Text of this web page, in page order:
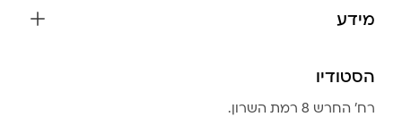
צמידים
בגדים
אביזרים
מידע
שמירה על התכשיטים
הצהרת נגישות
הסטודיו
רח׳ החרש 8 רמת השרון.